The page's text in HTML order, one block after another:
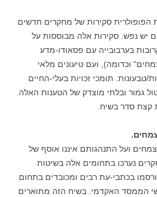
הפופולרית סקירות של מחקרים חדשים
יש נפש. סקירות אלה מבוססות על
בערבובייה עם פסאודו-מדע
וכדומה), ועם טיעונים מלאי
טבעונות. תומכי זכויות בעלי-החיים
גמור ובלתי מוצדק של הטענות האלה.
קצת סדר בשיח.
ועל התנהגותם איננו אוסף של
נערכו בתחומים אלה בשיטות
בכתבי-עת רבים ומכובדים בתחום
הממסד האקדמי. בשיח הזה מתוארים